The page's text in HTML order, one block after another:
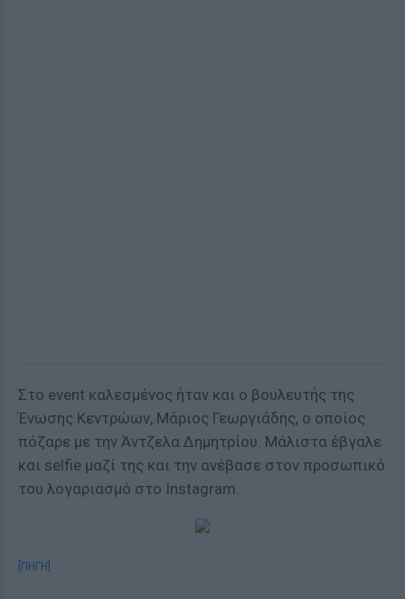
Στο event καλεσμένος ήταν και ο βουλευτής της
Ένωσης Κεντρώων, Μάριος Γεωργιάδης, ο οποίος
πόζαρε με την Άντζελα Δημητρίου. Μάλιστα έβγαλε
και selfie μαζί της και την ανέβασε στον προσωπικό
του λογαριασμό στο Instagram.
[ΠΗΓΗ]